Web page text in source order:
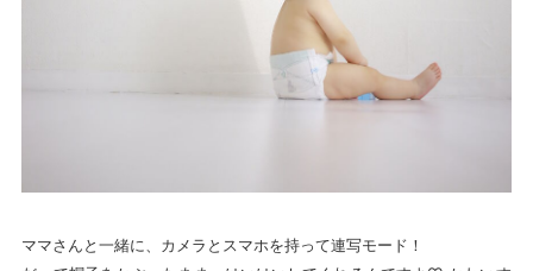
ママさんと一緒に、カメラとスマホを持って連写モード！